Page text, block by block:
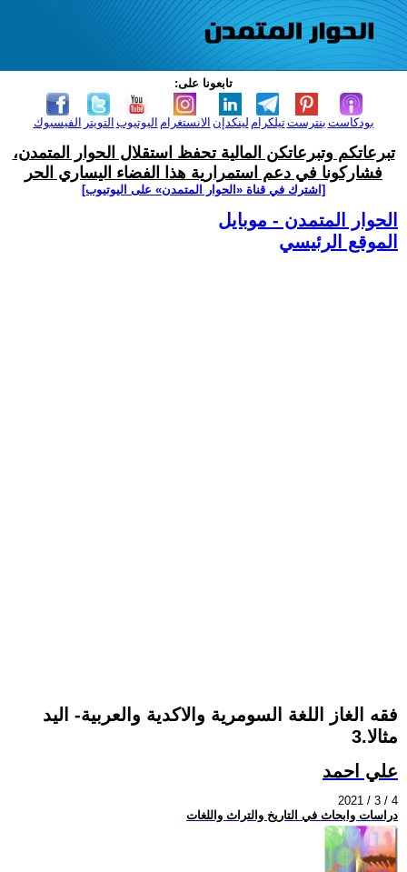
تابعونا على:
الفيسبوك التويتر اليوتيوب الانستغرام لينكدإن تيلكرامبنترست بودكاست
تبرعاتكم وتبرعاتكن المالية تحفظ استقلال الحوار المتمدن،
فشاركونا في دعم استمرارية هذا الفضاء اليساري الحر
[اشترك في قناة ‫«الحوار المتمدن» على اليوتيوب]
الحوار المتمدن - موبايل
الموقع الرئيسي
فقه الغاز اللغة السومرية والاكدية والعربية- اليد
مثالا.3
علي احمد
2021 / 3 / 4
دراسات وابحاث في التاريخ والتراث واللغات